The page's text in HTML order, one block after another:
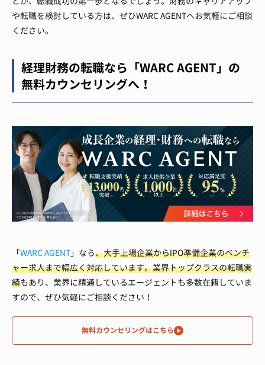
や転職を検討している方は、ぜひWARC AGENTへお気軽にご相談
ください。
経理財務の転職なら「WARC AGENT」の
無料カウンセリングへ！
「WARC AGENT 」なら、大手上場企業からIPO準備企業のベンチ
ャー求人まで幅広く対応しています。業界トップクラスの転職実
績もあり、業界に精通しているエージェントも多数在籍していま
すので、ぜひ気軽にご相談ください！
無料カウンセリングはこちら